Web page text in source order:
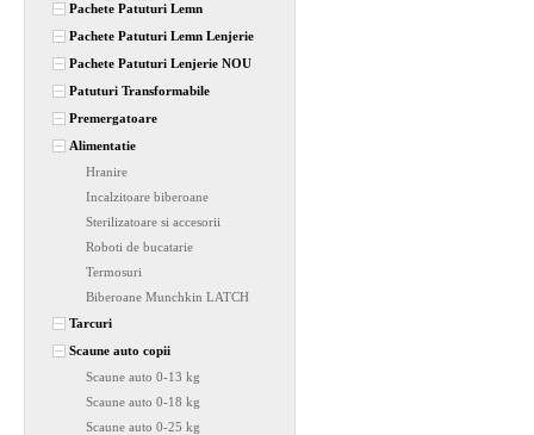
Pachete Patuturi Lemn
Pachete Patuturi Lemn Lenjerie
Pachete Patuturi Lenjerie NOU
Patuturi Transformabile
Premergatoare
Alimentatie
Hranire
Incalzitoare biberoane
Sterilizatoare si accesorii
Roboti de bucatarie
Termosuri
Biberoane Munchkin LATCH
Tarcuri
Scaune auto copii
Scaune auto 0-13 kg
Scaune auto 0-18 kg
Scaune auto 0-25 kg